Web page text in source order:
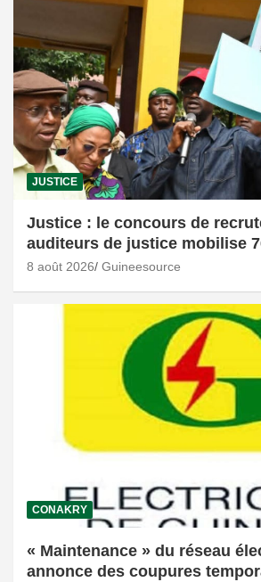
JUSTICE
Justice : le concours de
auditeurs de justice mobilise
8 août 2026 Guineesource
CONAKRY
« Maintenance » du réseau
annonce des coupures